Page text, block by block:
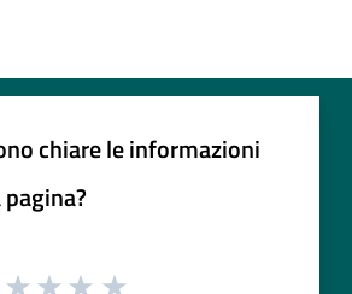
chiare le informazioni